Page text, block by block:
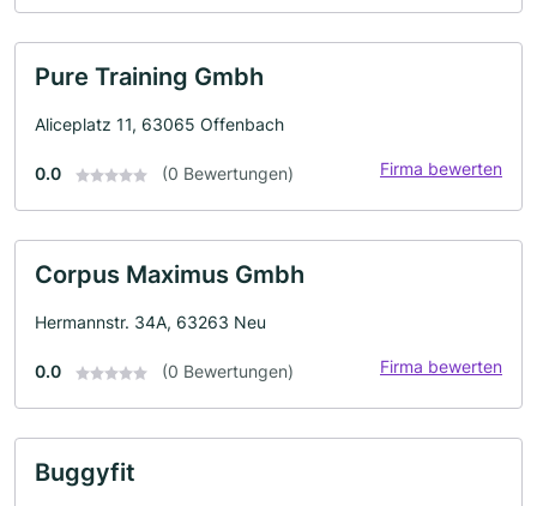
Pure Training Gmbh
Aliceplatz 11, 63065 Offenbach
0.0 (0 Bewertungen) Firma bewerten
Corpus Maximus Gmbh
Hermannstr. 34A, 63263 Neu
0.0 (0 Bewertungen) Firma bewerten
Buggyfit